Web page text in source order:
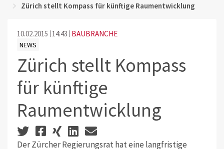
Zürich stellt Kompass für künftige Raumentwicklung
10.02.2015 14:43 BAUBRANCHE
NEWS
Zürich stellt Kompass
für künftige
Raumentwicklung
Der Zürcher Regierungsrat hat eine langfristige